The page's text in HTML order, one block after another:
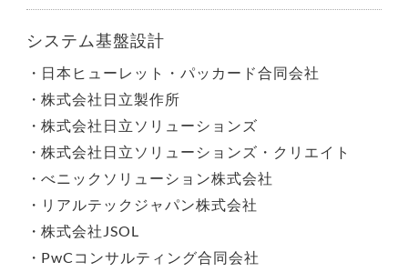
システム基盤設計
日本ヒューレット・パッカード合同会社
株式会社日立製作所
株式会社日立ソリューションズ
株式会社日立ソリューションズ・クリエイト
べニックソリューション株式会社
リアルテックジャパン株式会社
株式会社JSOL
PwCコンサルティング合同会社